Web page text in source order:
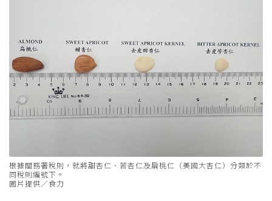
根據關務署稅則，就將甜杏仁、苦杏仁及扁桃仁（美國大杏仁）分類於不
同稅則編號下。
圖片提供／食力